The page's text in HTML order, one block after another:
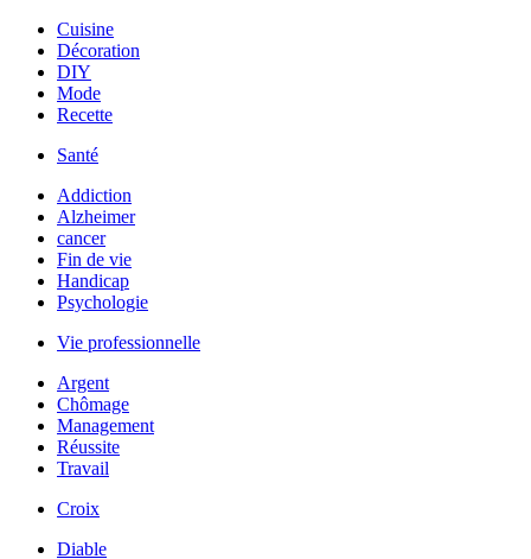
Cuisine
Décoration
DIY
Mode
Recette
Santé
Addiction
Alzheimer
cancer
Fin de vie
Handicap
Psychologie
Vie professionnelle
Argent
Chômage
Management
Réussite
Travail
Croix
Diable